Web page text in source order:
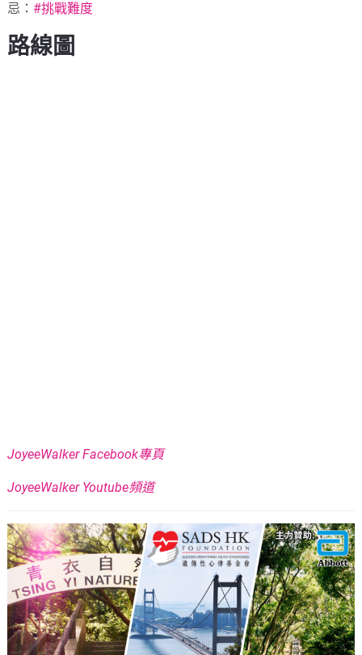
忌： #挑戰難度
路線圖
JoyeeWalker Facebook專頁
JoyeeWalker Youtube頻道